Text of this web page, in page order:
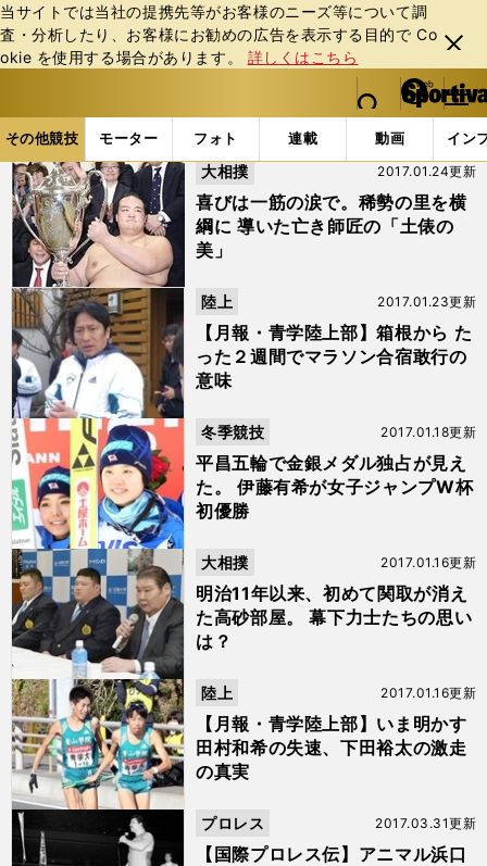
当サイトでは当社の提携先等がお客様のニーズ等について調
査・分析したり、お客様にお勧めの広告を表⽰する⽬的で Co
okie を使⽤する場合があります。 詳しくはこちら
閉じ
る
web Sportiva (webスポルティーバ)
検索
マイペ
ー
ジ
メニュ
その他競技 モーター フォト 連載 動画 イン
ス
ポ
ル
テ
ィ
ー
バ
その他競技の記事一覧 (183ページ目)
喜びは一筋の涙で。稀勢の里を横
綱に 導いた亡き師匠の「土俵の
美」
2017.01.24更新
大相撲
【月報・青学陸上部】箱根から た
った２週間でマラソン合宿敢行の
意味
2017.01.23更新
陸上
平昌五輪で金銀メダル独占が見え
た。 伊藤有希が女子ジャンプW杯
初優勝
2017.01.18更新
冬季競技
明治11年以来、初めて関取が消え
た高砂部屋。 幕下力士たちの思い
は？
2017.01.16更新
大相撲
【月報・青学陸上部】いま明かす
田村和希の失速、下田裕太の激走
の真実
2017.01.16更新
陸上
【国際プロレス伝】アニマル浜口
2017.03.31更新
プロレス